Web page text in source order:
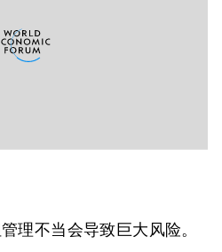
理不当会导致巨大风险。